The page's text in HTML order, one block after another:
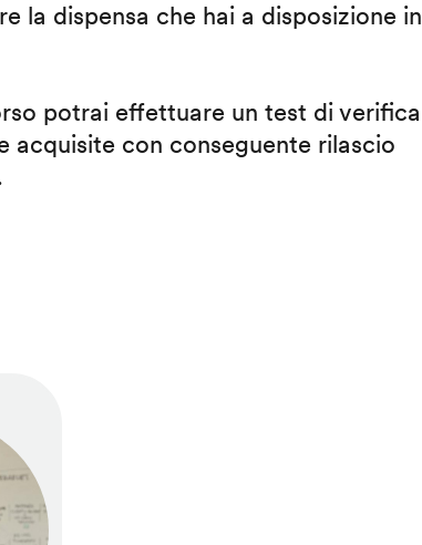
la dispensa che hai a disposizione in
potrai effettuare un test di verifica
acquisite con conseguente rilascio